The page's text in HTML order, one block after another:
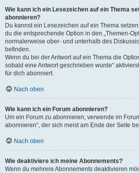
Wie kann ich ein Lesezeichen auf ein Thema
abonnieren?
Du kannst ein Lesezeichen auf ein Thema
du die entsprechende Option in den „Themen-
normalerweise ober- und unterhalb des
befinden.
Wenn du bei der Antwort auf ein Thema die
sobald eine Antwort geschrieben wurde“
für dich abonniert.
Nach oben
Wie kann ich ein Forum abonnieren?
Um ein Forum zu abonnieren, verwende im
abonnieren“, der sich meist am Ende der Seite
Nach oben
Wie deaktiviere ich meine Abonnements?
Wenn du mehrere Abonnements deaktivieren